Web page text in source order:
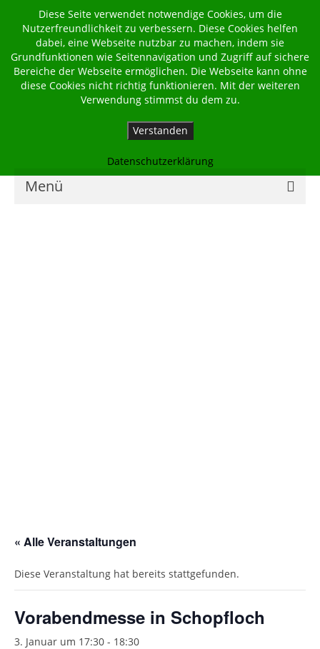
Menü
Kirchen
Münstergalerie
Pfarrzentrum
« Alle Veranstaltungen
Diese Veranstaltung hat bereits stattgefunden.
Vorabendmesse in Schopfloch
3. Januar um 17:30 - 18:30
Diese Seite verwendet notwendige Cookies, um die
Nutzerfreundlichkeit zu verbessern. Diese Cookies helfen
dabei, eine Webseite nutzbar zu machen, indem sie
Grundfunktionen wie Seitennavigation und Zugriff auf sichere
Bereiche der Webseite ermöglichen. Die Webseite kann ohne
diese Cookies nicht richtig funktionieren. Mit der weiteren
Verwendung stimmst du dem zu.
Verstanden
Datenschutzerklärung